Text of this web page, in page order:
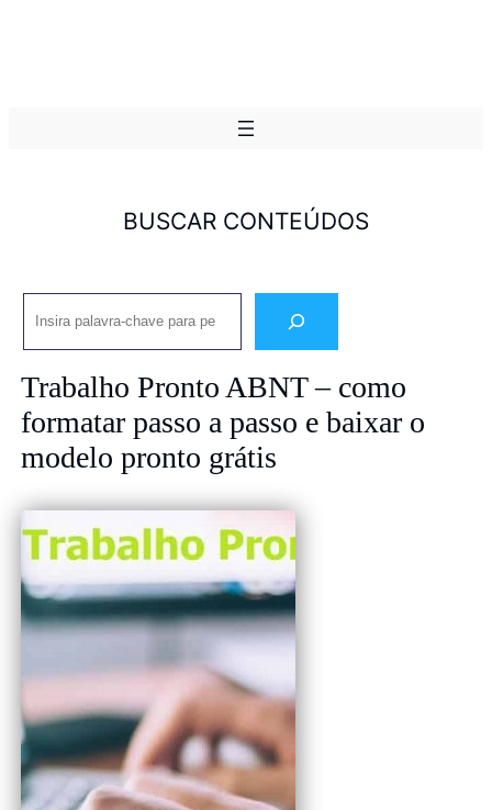
BUSCAR CONTEÚDOS
Pesquisar
Trabalho Pronto ABNT – como
formatar passo a passo e baixar o
modelo pronto grátis